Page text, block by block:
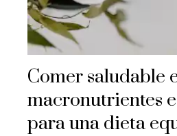
Comer saludable
macronutrientes
para una dieta